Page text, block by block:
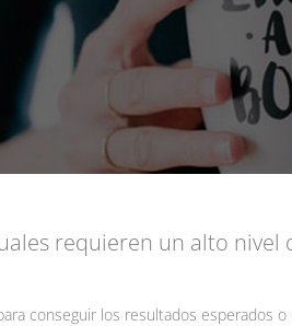
requieren un alto
conseguir los resultados esperados